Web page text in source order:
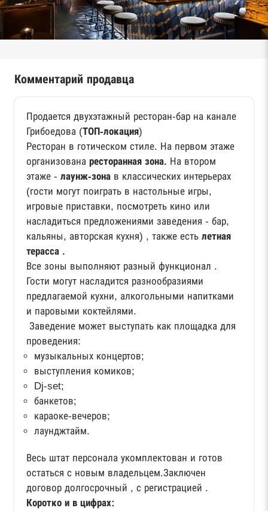
Комментарий продавца
Продается двухэтажный ресторан-бар на канале
Грибоедова (ТОП-локация)
Ресторан в готическом стиле. На первом этаже
организована ресторанная зона. На втором
этаже - лаунж-зона в классических интерьерах
(гости могут поиграть в настольные игры,
игровые приставки, посмотреть кино или
насладиться предложениями заведения - бар,
кальяны, авторская кухня) , также есть летная
терасса .
Все зоны выполняют разный функционал .
Гости могут насладится разнообразиями
предлагаемой кухни, алкогольными напитками
и паровыми коктейлями.
Заведение может выступать как площадка для
проведения:
музыкальных концертов;
выступления комиков;
Dj-set;
банкетов;
караоке-вечеров;
лаунджтайм.
Весь штат персонала укомплектован и готов
остаться с новым владельцем.Заключен
договор долгосрочный , с регистрацией .
Коротко и в цифрах: